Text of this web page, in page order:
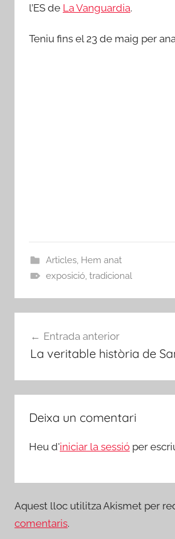
l’ES de La Vanguardia.
Teniu fins el 23 de maig per
Articles, Hem anat
exposició, tradicional
d'entrades
Entrada anterior
La veritable història de
Deixa un comentari
Heu d'iniciar la sessió per
Aquest lloc utilitza Akismet per
comentaris.